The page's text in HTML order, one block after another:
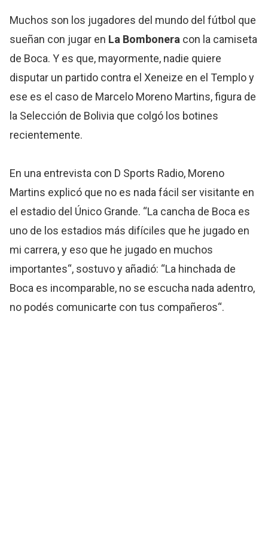
Muchos son los jugadores del mundo del fútbol que
sueñan con jugar en La Bombonera con la camiseta
de Boca. Y es que, mayormente, nadie quiere
disputar un partido contra el Xeneize en el Templo y
ese es el caso de Marcelo Moreno Martins, figura de
la Selección de Bolivia que colgó los botines
recientemente.
En una entrevista con D Sports Radio, Moreno
Martins explicó que no es nada fácil ser visitante en
el estadio del Único Grande. “La cancha de Boca es
uno de los estadios más difíciles que he jugado en
mi carrera, y eso que he jugado en muchos
importantes“, sostuvo y añadió: “La hinchada de
Boca es incomparable, no se escucha nada adentro,
no podés comunicarte con tus compañeros“.